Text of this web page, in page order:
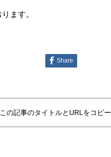
ます。
Share
この記事のタイトルとURLをコピ